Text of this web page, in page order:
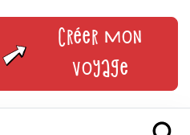
Créer mon
voyage